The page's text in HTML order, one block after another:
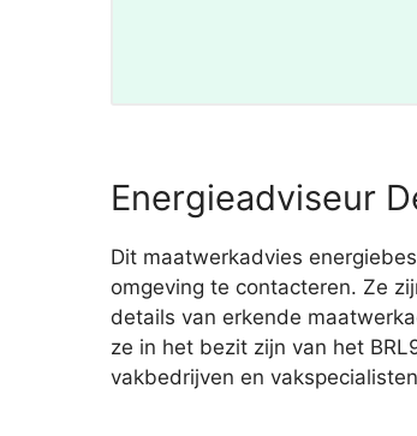
Energieadviseur
Dit maatwerkadvies
omgeving te contacteren. Ze
details van erkende
ze in het bezit zijn van het
vakbedrijven en